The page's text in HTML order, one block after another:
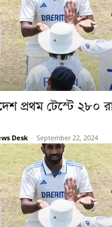
প্রথম টেস্টে ২৮০
Desk - September 22, 2024